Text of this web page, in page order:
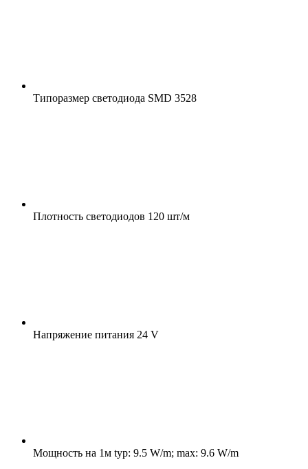
Типоразмер светодиода SMD 3528
Плотность светодиодов 120 шт/м
Напряжение питания 24 V
Мощность на 1м typ: 9.5 W/m; max: 9.6 W/m